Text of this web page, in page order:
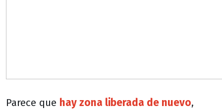
Parece que hay zona liberada de nuevo,